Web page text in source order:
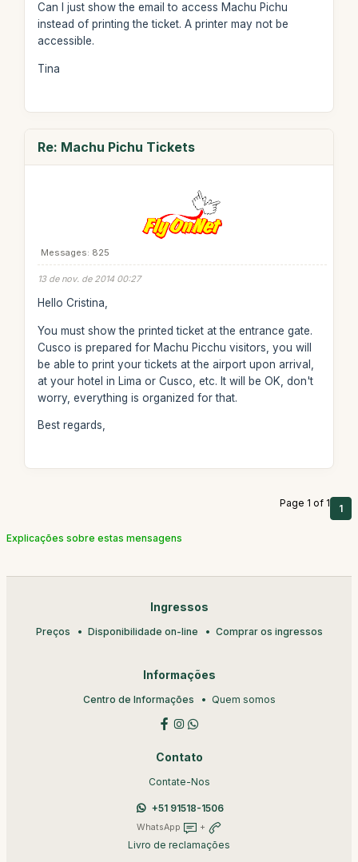
Can I just show the email to access Machu Pichu
instead of printing the ticket. A printer may not be
accessible.
Tina
Re: Machu Pichu Tickets
Messages: 825
13 de nov. de 2014 00:27
Hello Cristina,
You must show the printed ticket at the entrance gate.
Cusco is prepared for Machu Picchu visitors, you will
be able to print your tickets at the airport upon arrival,
at your hotel in Lima or Cusco, etc. It will be OK, don't
worry, everything is organized for that.
Best regards,
Page 1 of 1 1
Explicações sobre estas mensagens
Ingressos
Preços Disponibilidade on-line Comprar os ingressos
Informações
Centro de Informações Quem somos
Contato
Contate-Nos
+51 91518-1506
WhatsApp +
Livro de reclamações